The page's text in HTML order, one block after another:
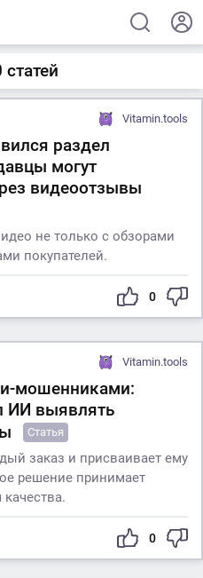
Vitamin.tools
раздел
могут
видеоотзывы
не только с обзорами
покупателей.
0
Vitamin.tools
мошенниками:
ИИ выявлять
Статья
заказ и присваивает ему
решение принимает
0